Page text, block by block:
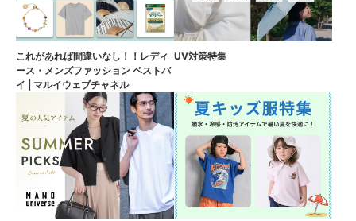
これがあれば間違いなし！！レディ
ース・メンズファッション ベストバ
イ | マルイウェブチャネル
UV対策特集